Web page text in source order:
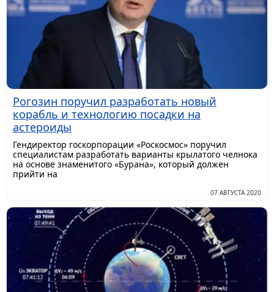
Рогозин поручил разработать новый
корабль и технологию посадки на
астероиды
Гендиректор госкорпорации «Роскосмос» поручил
специалистам разработать варианты крылатого челнока
на основе знаменитого «Бурана», который должен
прийти на
07 АВГУСТА 2020